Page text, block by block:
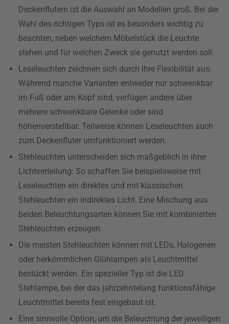
Deckenflutern ist die Auswahl an Modellen groß. Bei der
Wahl des richtigen Typs ist es besonders wichtig zu
beachten, neben welchem Möbelstück die Leuchte
stehen und für welchen Zweck sie genutzt werden soll.
Leseleuchten zeichnen sich durch ihre Flexibilität aus:
Während manche Varianten entweder nur schwenkbar
im Fuß oder am Kopf sind, verfügen andere über
mehrere schwenkbare Gelenke oder sind
höhenverstellbar. Teilweise können Leseleuchten auch
zum Deckenfluter umfunktioniert werden.
Stehleuchten unterscheiden sich maßgeblich in ihrer
Lichtverteilung: So schaffen Sie beispielsweise mit
Leseleuchten ein direktes und mit klassischen
Stehleuchten ein indirektes Licht. Eine Mischung aus
beiden Beleuchtungsarten können Sie mit kombinierten
Stehleuchten erzeugen.
Die meisten Stehleuchten können mit LEDs, Halogenen
oder herkömmlichen Glühlampen als Leuchtmittel
bestückt werden. Ein spezieller Typ ist die LED
Stehlampe, bei der das jahrzehntelang funktionsfähige
Leuchtmittel bereits fest eingebaut ist.
Eine sinnvolle Option, um die Beleuchtung der jeweiligen